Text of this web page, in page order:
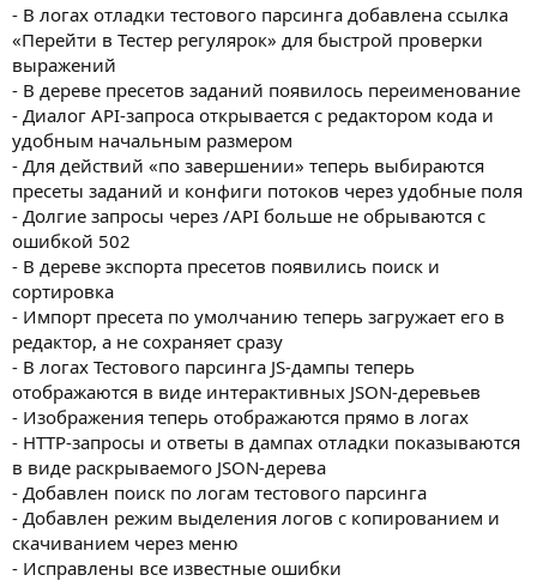
- В логах отладки тестового парсинга добавлена ссылка
«Перейти в Тестер регулярок» для быстрой проверки
выражений
- В дереве пресетов заданий появилось переименование
- Диалог API-запроса открывается с редактором кода и
удобным начальным размером
- Для действий «по завершении» теперь выбираются
пресеты заданий и конфиги потоков через удобные поля
- Долгие запросы через /API больше не обрываются с
ошибкой 502
- В дереве экспорта пресетов появились поиск и
сортировка
- Импорт пресета по умолчанию теперь загружает его в
редактор, а не сохраняет сразу
- В логах Тестового парсинга JS-дампы теперь
отображаются в виде интерактивных JSON-деревьев
- Изображения теперь отображаются прямо в логах
- HTTP-запросы и ответы в дампах отладки показываются
в виде раскрываемого JSON-дерева
- Добавлен поиск по логам тестового парсинга
- Добавлен режим выделения логов с копированием и
скачиванием через меню
- Исправлены все известные ошибки